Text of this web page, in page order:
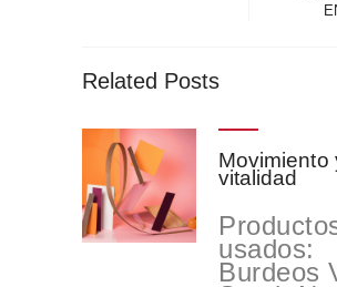
Related Posts
Movimiento
vitalidad
usados:
Burdeos